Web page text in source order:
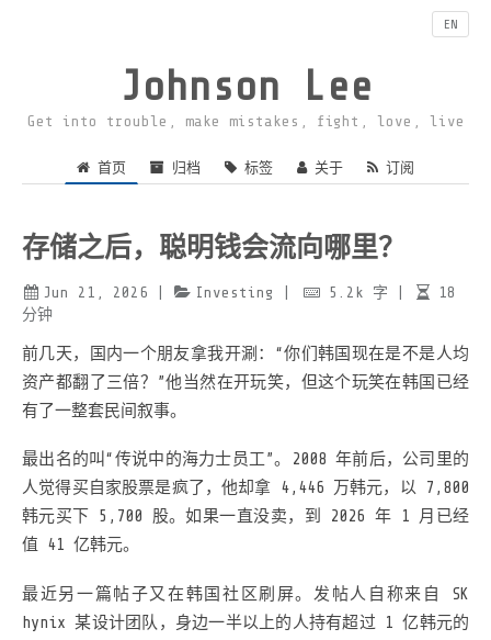
Johnson Lee
Get into trouble, make mistakes, fight, love, live
首页 归档 标签 关于 订阅
EN
存储之后，聪明钱会流向哪里？
Jun 21, 2026 | Investing 5.2k 字
18
分钟
前几天，国内一个朋友拿我开涮：“你们韩国现在是不是人均
资产都翻了三倍？”他当然在开玩笑，但这个玩笑在韩国已经
有了一整套民间叙事。
最出名的叫“传说中的海力士员工”。2008 年前后，公司里的
人觉得买自家股票是疯了，他却拿 4,446 万韩元，以 7,800
韩元买下 5,700 股。如果一直没卖，到 2026 年 1 月已经
值 41 亿韩元。
最近另一篇帖子又在韩国社区刷屏。发帖人自称来自 SK
hynix 某设计团队，身边一半以上的人持有超过 1 亿韩元的